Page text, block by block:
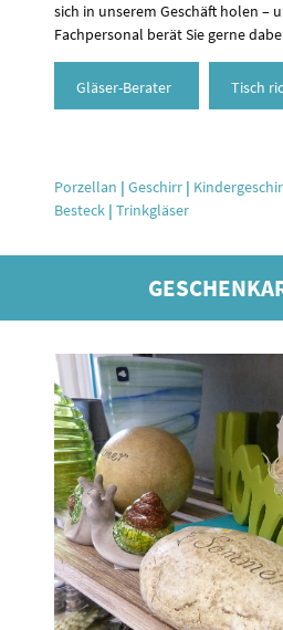
sich in unserem Geschäft holen –
Fachpersonal berät Sie gerne
Gläser-Berater Tisch
Porzellan | Geschirr |
Besteck | Trinkgläser